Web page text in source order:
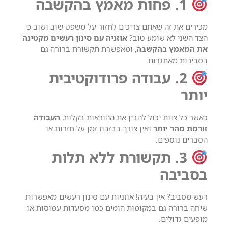
מכירים את זה שאתם צריכים לחזור על משפט שוב ושוב כי
הצד השני לא שומע טוב? אוזניה עם סינון רעשים מקטינה
את המאמץ בהקשבה, ומאפשרת תקשורת ברורה גם
בסביבות מאתגרות.
2. עבודה פרודוקטיבית
יותר
כאשר כל צוות יכול להבין את ההוראות בקלות, העבודה
זורמת מהר יותר ואין צורך בבזבוז זמן על חזרות או
הסברים נוספים.
3. תקשורת ללא תלות
בסביבה
רעש מסביב? אין בעיה! אוזניות עם סינון רעשים מאפשרות
שיחה ברורה גם במקומות הומים כמו מסעדות עמוסות או
מופעים גדולים.